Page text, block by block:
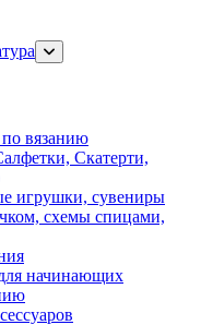
вязанию
Скатерти,
игрушки, сувениры
схемы спицами,
начинающих